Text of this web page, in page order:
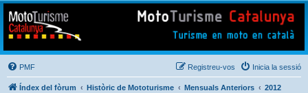
Mototurisme
Turisme en moto en català
PMF Inicia la sessió
Registreu-vos
Índex del fòrum Històric de Mototurisme Mensuals Anteriors 2012